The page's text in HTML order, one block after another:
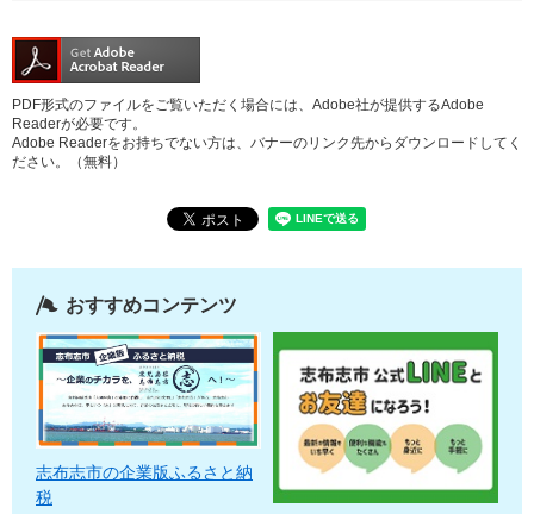
PDF形式のファイルをご覧いただく場合には、Adobe社が提供するAdobe
Readerが必要です。
Adobe Readerをお持ちでない方は、バナーのリンク先からダウンロードしてく
ださい。（無料）
おすすめコンテンツ
志布志市の企業版ふるさと納
税